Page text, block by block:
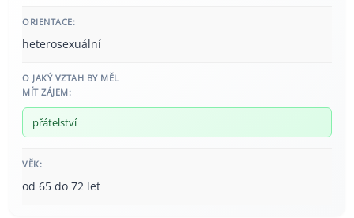
ORIENTACE:
heterosexuální
O JAKÝ VZTAH BY MĚL
MÍT ZÁJEM:
přátelství
VĚK:
od 65 do 72 let